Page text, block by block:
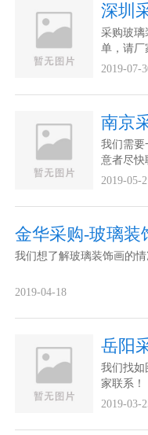
深圳
采购玻璃
单，请厂
2019-07-
南京
我们需要
意者尽快
2019-05-
金华采购-玻璃装
我们想了解玻璃装饰画的
2019-04-18
岳阳
我们找如
家联系！
2019-03-